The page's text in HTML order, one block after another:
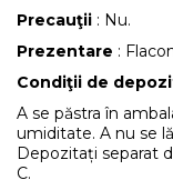
Precauţii : Nu.
Prezentare :
Condiţii de
A se păstra în
umiditate. A nu se
Depozitați separat
C.